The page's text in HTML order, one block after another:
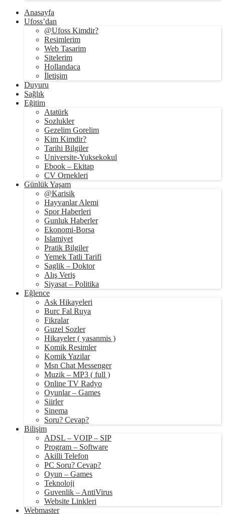
Anasayfa
Ufoss’dan
@Ufoss Kimdir?
Resimlerim
Web Tasarim
Sitelerim
Hollandaca
İletişim
Duyuru
Sağlık
Eğitim
Atatürk
Sozlukler
Gezelim Gorelim
Kim Kimdir?
Tarihi Bilgiler
Universite-Yuksekokul
Ebook – Ekitap
CV Ornekleri
Günlük Yaşam
@Karisik
Hayvanlar Alemi
Spor Haberleri
Gunluk Haberler
Ekonomi-Borsa
Islamiyet
Pratik Bilgiler
Yemek Tatli Tarifi
Saglik – Doktor
Alış Veriş
Siyasat – Politika
Eğlence
Ask Hikayeleri
Burc Fal Ruya
Fikralar
Guzel Sozler
Hikayeler ( yasanmis )
Komik Resimler
Komik Yazilar
Msn Chat Messenger
Muzik – MP3 ( full )
Online TV Radyo
Oyunlar – Games
Siirler
Sinema
Soru? Cevap?
Bilişim
ADSL – VOIP – SIP
Program – Software
Akilli Telefon
PC Soru? Cevap?
Oyun – Games
Teknoloji
Guvenlik – AntiVirus
Website Linkleri
Webmaster